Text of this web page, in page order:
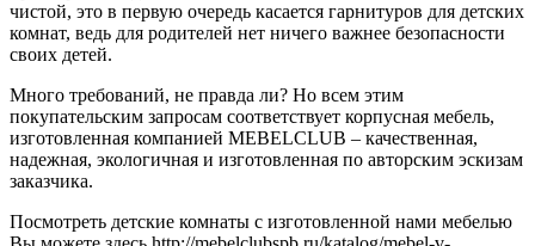
чистой, это в первую очередь касается гарнитуров для детских
комнат, ведь для родителей нет ничего важнее безопасности
своих детей.
Много требований, не правда ли? Но всем этим
покупательским запросам соответствует корпусная мебель,
изготовленная компанией MEBELCLUB – качественная,
надежная, экологичная и изготовленная по авторским эскизам
заказчика.
Посмотреть детские комнаты с изготовленной нами мебелью